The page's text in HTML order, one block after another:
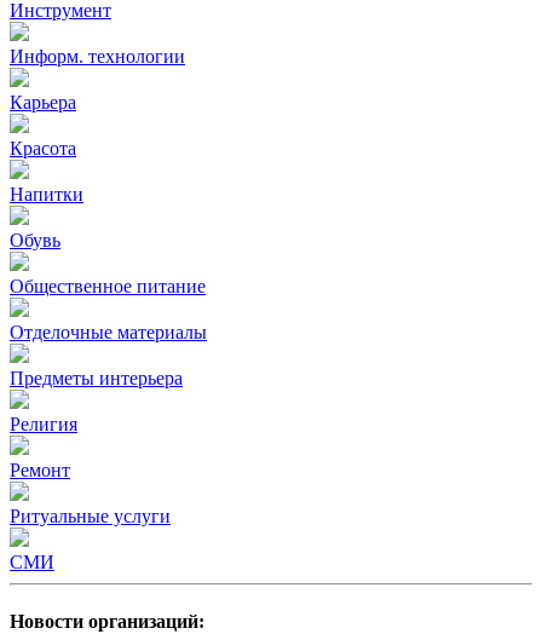
Инструмент
Информ. технологии
Карьера
Красота
Напитки
Обувь
Общественное питание
Отделочные материалы
Предметы интерьера
Религия
Ремонт
Ритуальные услуги
СМИ
Новости организаций: